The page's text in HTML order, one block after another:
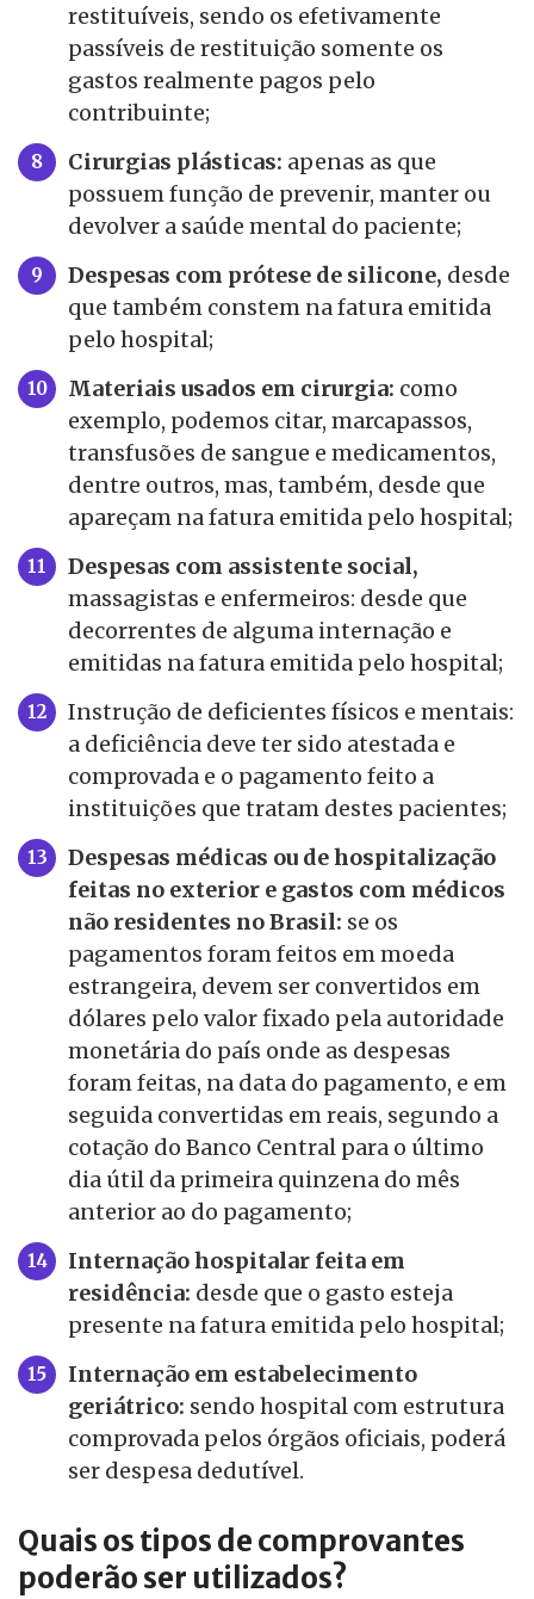
restituíveis, sendo os efetivamente
passíveis de restituição somente os
gastos realmente pagos pelo
contribuinte;
Cirurgias plásticas: apenas as que
possuem função de prevenir, manter ou
devolver a saúde mental do paciente;
Despesas com prótese de silicone, desde
que também constem na fatura emitida
pelo hospital;
Materiais usados em cirurgia: como
exemplo, podemos citar, marcapassos,
transfusões de sangue e medicamentos,
dentre outros, mas, também, desde que
apareçam na fatura emitida pelo hospital;
Despesas com assistente social,
massagistas e enfermeiros: desde que
decorrentes de alguma internação e
emitidas na fatura emitida pelo hospital;
Instrução de deficientes físicos e mentais:
a deficiência deve ter sido atestada e
comprovada e o pagamento feito a
instituições que tratam destes pacientes;
Despesas médicas ou de hospitalização
feitas no exterior e gastos com médicos
não residentes no Brasil: se os
pagamentos foram feitos em moeda
estrangeira, devem ser convertidos em
dólares pelo valor fixado pela autoridade
monetária do país onde as despesas
foram feitas, na data do pagamento, e em
seguida convertidas em reais, segundo a
cotação do Banco Central para o último
dia útil da primeira quinzena do mês
anterior ao do pagamento;
Internação hospitalar feita em
residência: desde que o gasto esteja
presente na fatura emitida pelo hospital;
Internação em estabelecimento
geriátrico: sendo hospital com estrutura
comprovada pelos órgãos oficiais, poderá
ser despesa dedutível.
Quais os tipos de comprovantes
poderão ser utilizados?